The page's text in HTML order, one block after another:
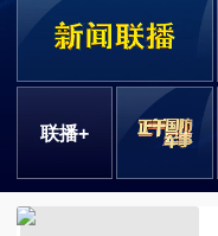
联播+